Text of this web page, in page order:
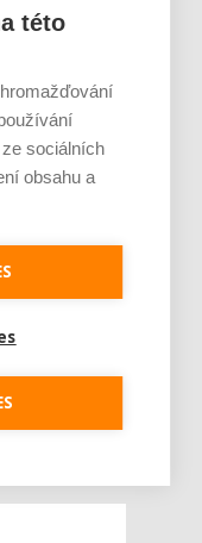
je ovšem
2015
a více
zaměstnanci
této
sociálních
obsahu a